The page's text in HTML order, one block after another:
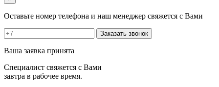
Фрязино
Химки
Хотьково
Чехов
Шатура
Щелково
Щербинка
Оставьте номер телефона и наш менеджер свяжется с Вами
Заказать звонок
Ваша заявка принята
Специалист свяжется с Вами
завтра в рабочее время.